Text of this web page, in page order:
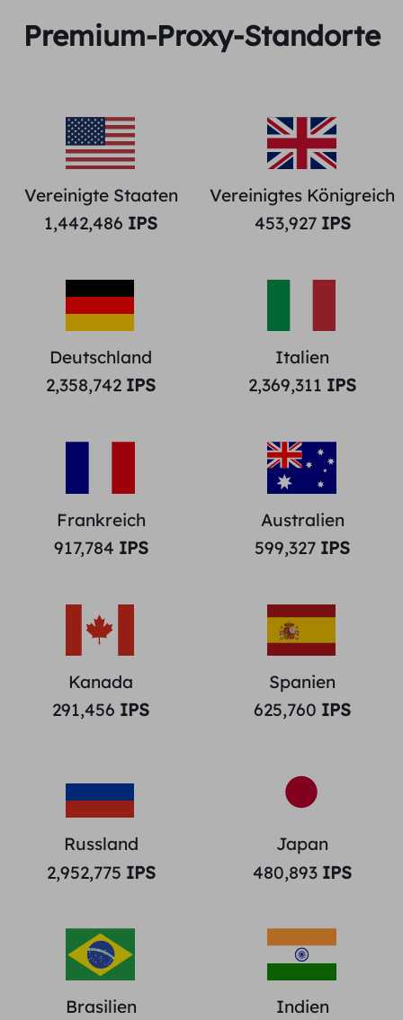
Premium-Proxy-Standorte
Vereinigte Staaten
1,442,486 IPS
Vereinigtes Königreich
453,927IPS
Deutschland
2,358,742 IPS
Italien
2,369,311 IPS
Frankreich
917,784 IPS
Australien
599,327 IPS
Kanada
291,456 IPS
Spanien
625,760 IPS
Russland
2,952,775 IPS
Japan
480,893 IPS
Brasilien Indien